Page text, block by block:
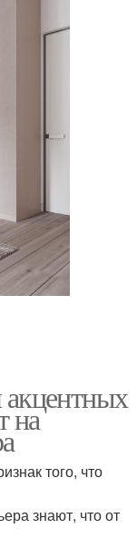
на
того, что
знают, что от